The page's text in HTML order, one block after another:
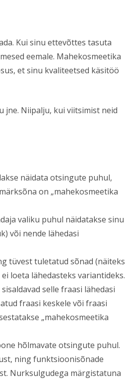
Kui sinu ettevõttes tasuta
eemale. Mahekosmeetika
et sinu kvaliteetsed käsitöö
jne. Niipalju, kui viitsimist neid
näidata otsingute puhul,
on „mahekosmeetika
valiku puhul näidatakse sinu
või nende lähedasi
tüvest tuletatud sõnad (näiteks
loeta lähedasteks variantideks.
selle fraasi lähedasi
fraasi keskele või fraasi
„mahekosmeetika
hõlmavate otsingute puhul.
ning funktsioonisõnade
Nurksulgudega märgistatuna